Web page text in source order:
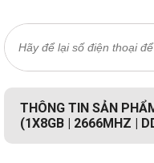
THÔNG TIN SẢN
(1X8GB | 2666MHZ |